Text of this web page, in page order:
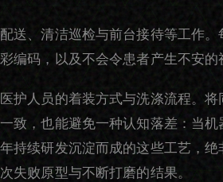
送、清洁巡检与前台接待等工作
编码，以及不会令患者产生不安的
护人员的着装方式与洗涤流程。将
致，也能避免一种认知落差：当
持续研发沉淀而成的这些工艺，
失败原型与不断打磨的结果。